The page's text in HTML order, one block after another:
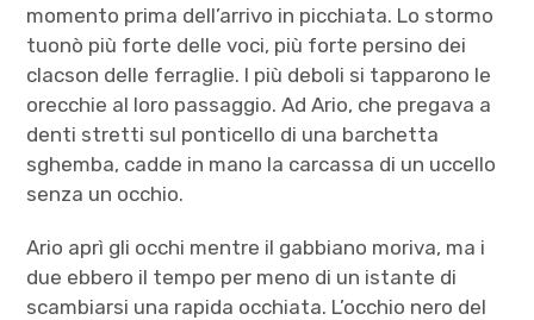
momento prima dell’arrivo in picchiata. Lo stormo
tuonò più forte delle voci, più forte persino dei
clacson delle ferraglie. I più deboli si tapparono le
orecchie al loro passaggio. Ad Ario, che pregava a
denti stretti sul ponticello di una barchetta
sghemba, cadde in mano la carcassa di un uccello
senza un occhio.
Ario aprì gli occhi mentre il gabbiano moriva, ma i
due ebbero il tempo per meno di un istante di
scambiarsi una rapida occhiata. L’occhio nero del